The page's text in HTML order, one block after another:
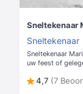
Sneltekenaar
Sneltekenaar
Sneltekenaar
uw feest of
4,7 (7